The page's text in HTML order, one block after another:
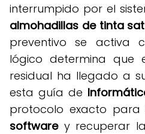
interrumpido por el
almohadillas de tinta
preventivo se activa
lógico determina que
residual ha llegado a
esta guía de
protocolo exacto para
softwarey recuperar